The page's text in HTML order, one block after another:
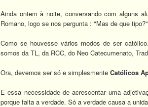
Ainda ontem à noite, conversando com alguns
Romano, logo se nos pergunta : "Mas de que
Como se houvesse vários modos de ser
somos da TL, da RCC, do Neo Catecumenato,
Ora, devemos ser só e simplesmente Católicos
E essa necessidade de acrescentar uma
porque falta a verdade. Só a verdade causa a